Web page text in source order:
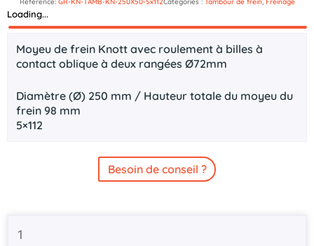
Loading...
Description
Moyeu de frein Knott avec roulement à billes à
contact oblique à deux rangées Ø72mm
Diamètre (Ø) 250 mm / Hauteur totale du moyeu du
frein 98 mm
5×112
Besoin de conseil ?